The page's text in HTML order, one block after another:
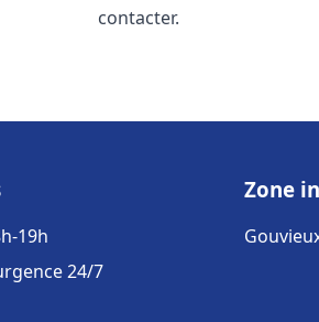
contacter.
19h
24/7
Zone